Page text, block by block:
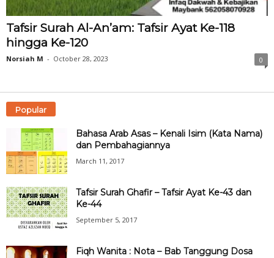
Tafsir Surah Al-An’am: Tafsir Ayat Ke-118
hingga Ke-120
Norsiah M - October 28, 2023 0
Popular
Bahasa Arab Asas – Kenali Isim (Kata Nama)
dan Pembahagiannya
March 11, 2017
Tafsir Surah Ghafir – Tafsir Ayat Ke-43 dan
Ke-44
September 5, 2017
Fiqh Wanita : Nota – Bab Tanggung Dosa